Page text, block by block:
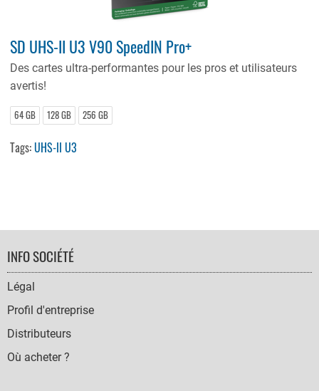
SD UHS-II U3 V90 SpeedIN Pro+
Des cartes ultra-performantes pour les pros et utilisateurs
avertis!
64 GB 128 GB 256 GB
Tags:UHS-II U3
FOOTER
NAVIGATION
INFO SOCIÉTÉ
Légal
Profil d'entreprise
Distributeurs
Où acheter ?